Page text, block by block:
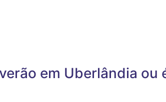
em Uberlândia ou